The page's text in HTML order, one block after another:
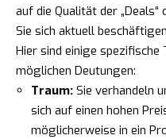
auf die Qualität der
Sie sich aktuell
Hier sind einige spezifische
möglichen Deutungen:
Traum: Sie verhandeln
sich auf einen hohen
möglicherweise in ein